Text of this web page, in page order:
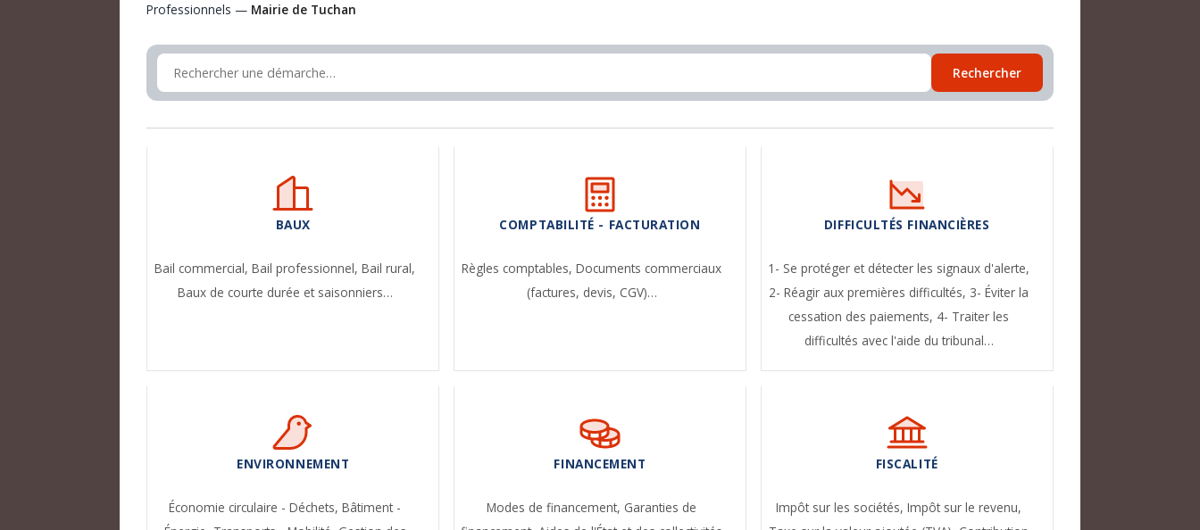
Professionnels — Mairie de Tuchan
Rechercher
BAUX
Bail commercial,Bail professionnel,Bail rural,
Baux de courte durée et saisonniers…
COMPTABILITÉ - FACTURATION
Règles comptables,Documents commerciaux
(factures, devis, CGV)…
DIFFICULTÉS FINANCIÈRES
1- Se protéger et détecter les signaux d'alerte,
2- Réagir aux premières difficultés, 3- Éviter la
cessation des paiements, 4- Traiter les
difficultés avec l'aide du tribunal…
ENVIRONNEMENT
Économie circulaire - Déchets,Bâtiment -
FINANCEMENT
Modes de financement, Garanties de
FISCALITÉ
Impôt sur les sociétés,Impôt sur le revenu,